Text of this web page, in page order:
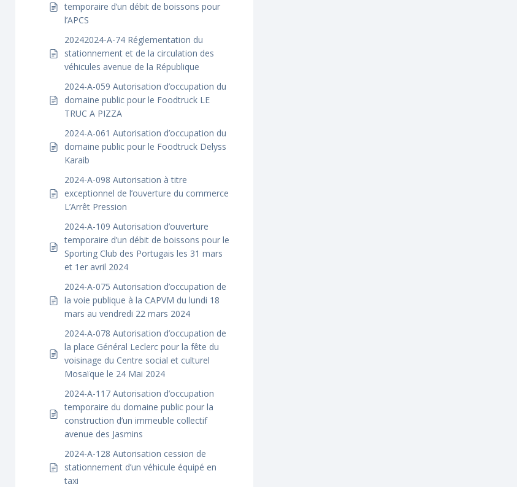
temporaire d’un débit de boissons pour
l’APCS
20242024-A-74 Réglementation du
stationnement et de la circulation des
véhicules avenue de la République
2024-A-059 Autorisation d’occupation du
domaine public pour le Foodtruck LE
TRUC A PIZZA
2024-A-061 Autorisation d’occupation du
domaine public pour le Foodtruck Delyss
Karaib
2024-A-098 Autorisation à titre
exceptionnel de l’ouverture du commerce
L’Arrêt Pression
2024-A-109 Autorisation d’ouverture
temporaire d’un débit de boissons pour le
Sporting Club des Portugais les 31 mars
et 1er avril 2024
2024-A-075 Autorisation d’occupation de
la voie publique à la CAPVM du lundi 18
mars au vendredi 22 mars 2024
2024-A-078 Autorisation d’occupation de
la place Général Leclerc pour la fête du
voisinage du Centre social et culturel
Mosaïque le 24 Mai 2024
2024-A-117 Autorisation d’occupation
temporaire du domaine public pour la
construction d’un immeuble collectif
avenue des Jasmins
2024-A-128 Autorisation cession de
stationnement d’un véhicule équipé en
taxi